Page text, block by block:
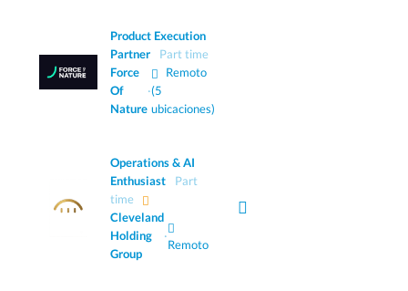
Product Execution
Partner
Part time
Force
Of
Nature
·
Remoto
(5
ubicaciones)
Operations & AI
Enthusiast
Part
time
Cleveland
Holding
Group
·
Remoto